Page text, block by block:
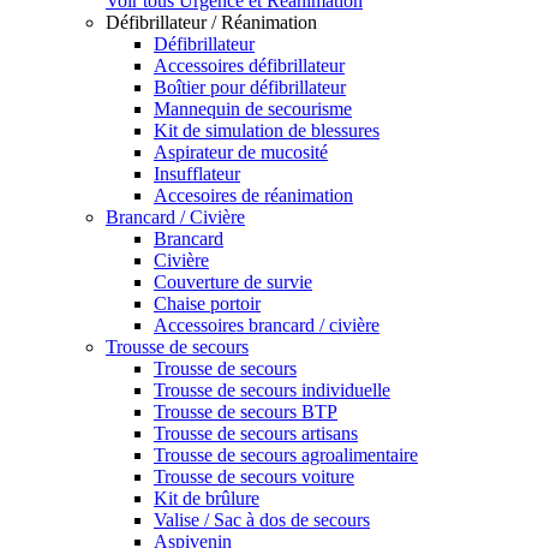
Défibrillateur / Réanimation
Défibrillateur
Accessoires défibrillateur
Boîtier pour défibrillateur
Mannequin de secourisme
Kit de simulation de blessures
Aspirateur de mucosité
Insufflateur
Accesoires de réanimation
Brancard / Civière
Brancard
Civière
Couverture de survie
Chaise portoir
Accessoires brancard / civière
Trousse de secours
Trousse de secours
Trousse de secours individuelle
Trousse de secours BTP
Trousse de secours artisans
Trousse de secours agroalimentaire
Trousse de secours voiture
Kit de brûlure
Valise / Sac à dos de secours
Aspivenin